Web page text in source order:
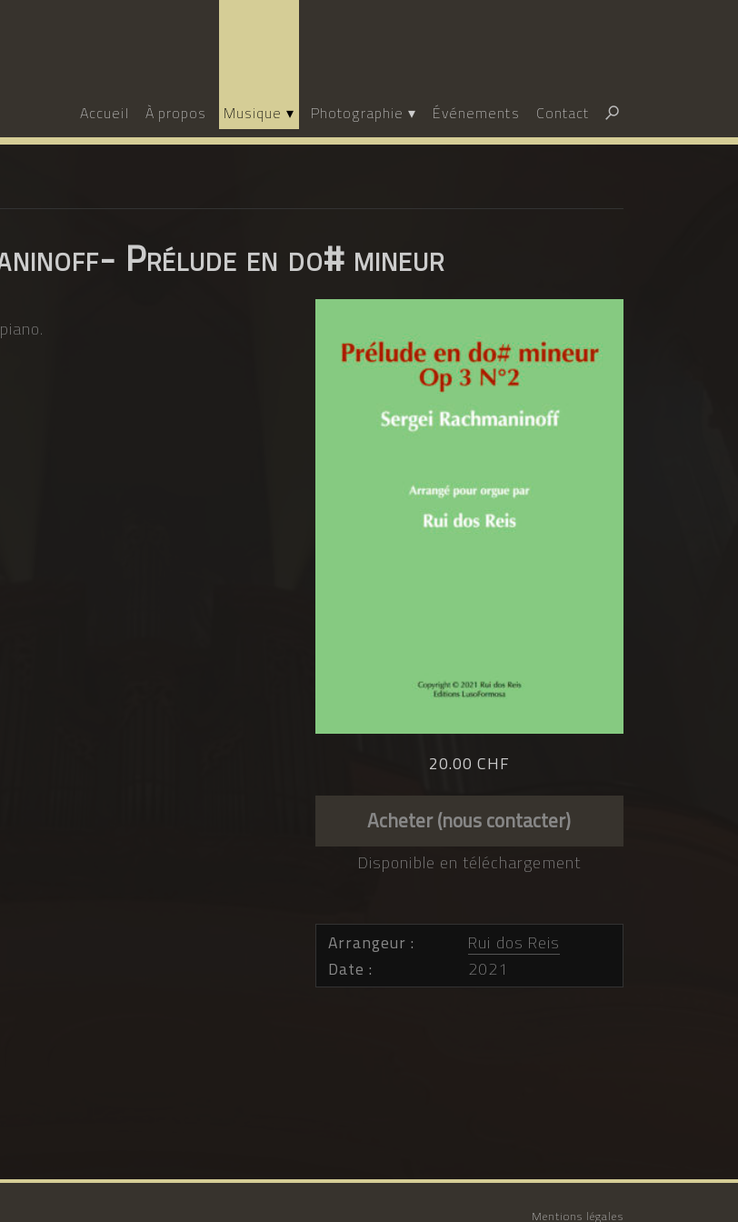
Accueil À propos Musique Photographie Événements Contact
Prélude en do# mineur
20.00 CHF
Acheter (nous contacter)
Disponible en téléchargement
Arrangeur
Rui dos Reis
Date
2021
Mentions légales